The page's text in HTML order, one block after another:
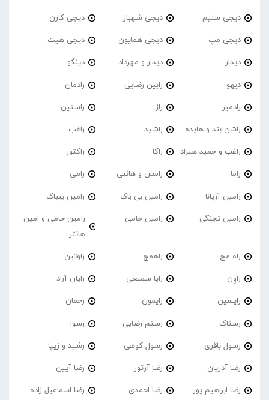
دیجی سلیم دیجی شهباز دیجی کارن
دیجی مپ دیجی همایون دیجی هیت
دیدار دیدار و مهرداد دینگو
دیهو رابین رضایی رادمان
رادمیر راز راستین
راشن بند و هایده راشید راغب
راغب و حمید هیراد راکا راکتور
راما رامس و هانتی رامی
رامین آریانا رامین بی باک رامین بیباک
رامین تجنگی رامین حامی
رامین حامی و امین
هانتر
راه مج راهمج راوتین
راوِن رایا سمیعی رایان آراد
رایسین رایمون رحمان
رستاک رستم رضایی رسوا
رسول باقری رسول کوهی رشید و زیپا
رضا آذریان رضا آرتور رضا آیین
رضا ابراهیم پور رضا احمدی رضا اسماعیل زاده